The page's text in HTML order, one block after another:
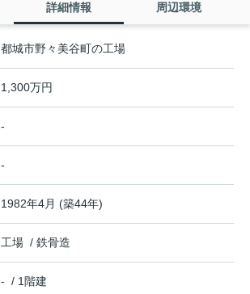
詳細情報 周辺環境
都城市野々美谷町の工場
1,300万円
-
-
1982年4月 (築44年)
工場 / 鉄骨造
- / 1階建